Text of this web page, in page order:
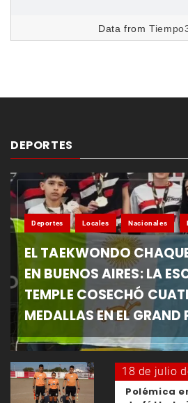
Data from
DEPORTES
Deportes Locales Nacionales
EL TAEKWONDO
EN BUENOS AIRES: LA
TEMPLE COSECHÓ
MEDALLAS EN EL GRAND
18 de julio
Polémica